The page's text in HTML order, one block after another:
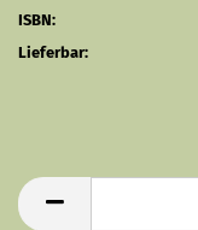
ISBN:
Lieferbar: